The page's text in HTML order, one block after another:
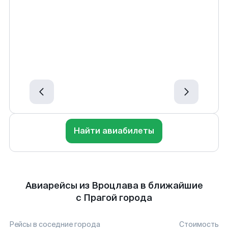
Найти авиабилеты
Авиарейсы из Вроцлава в ближайшие
с Прагой города
Рейсы в соседние города Стоимость